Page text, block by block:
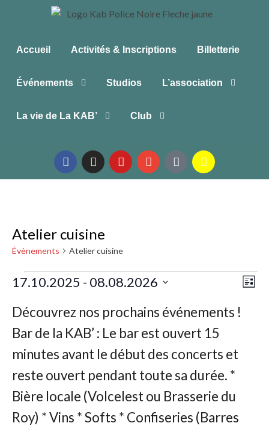
Accueil Activités & Inscriptions Billetterie
Événements Studios L’association
La vie de La KAB’ Club
Atelier cuisine
Évènements Atelier cuisine
par
Liste
17.10.2025 - 08.08.2026
une
date.